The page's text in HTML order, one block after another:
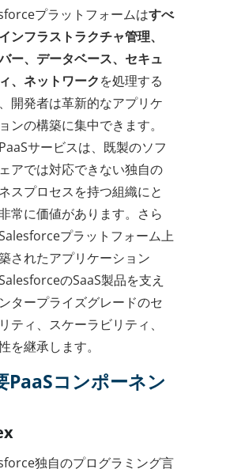
プラットフォームはすべ
ンフラストラクチャ管理、
ー、データベース、セキュ
、ネットワークを処理する
開発者は革新的なアプリケ
ンの構築に集中できます。
サービスは、既製のソフ
アでは対応できない独自の
スプロセスを持つ組織にと
常に価値があります。さら
プラットフォーム上
されたアプリケーション
のSaaS製品を支え
タープライズグレードのセ
ティ、スケーラビリティ、
を継承します。
PaaSコンポーネン
独自のプログラミング言